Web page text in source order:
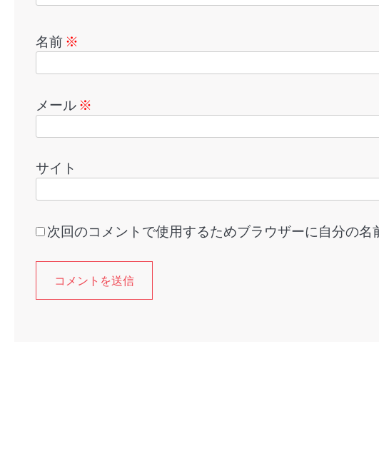
名前 ※
メール ※
サイト
次回のコメントで使用するためブラウザーに自分の名